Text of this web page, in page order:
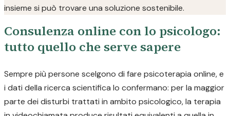
insieme si può trovare una soluzione sostenibile.
Consulenza online con lo psicologo:
tutto quello che serve sapere
Sempre più persone scelgono di fare psicoterapia online, e
i dati della ricerca scientifica lo confermano: per la maggior
parte dei disturbi trattati in ambito psicologico, la terapia